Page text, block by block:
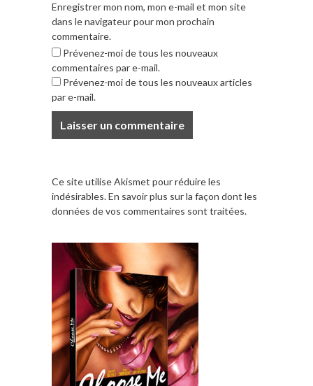
Enregistrer mon nom, mon e-mail et mon site
dans le navigateur pour mon prochain
commentaire.
Prévenez-moi de tous les nouveaux
commentaires par e-mail.
Prévenez-moi de tous les nouveaux articles
par e-mail.
Ce site utilise Akismet pour réduire les
indésirables.En savoir plus sur la façon dont les
données de vos commentaires sont traitées.